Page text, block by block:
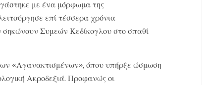
με ένα μόρφωμα της
επί τέσσερα χρόνια
σηκώνουν Συμεών Κεδίκογλου στο σπαθί
«Αγανακτισμένων», όπου υπήρξε ώσμωση
Ακροδεξιά. Προφανώς οι